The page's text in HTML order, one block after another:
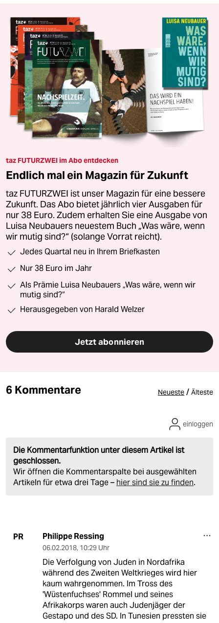
taz FUTURZWEI im Abo entdecken
Endlich mal ein Magazin für Zukunft
taz FUTURZWEI ist unser Magazin für eine bessere
Zukunft. Das Abo bietet jährlich vier Ausgaben für
nur 38 Euro. Zudem erhalten Sie eine Ausgabe von
Luisa Neubauers neuestem Buch „Was wäre, wenn
wir mutig sind?“ (solange Vorrat reicht).
Jedes Quartal neu in Ihrem Briefkasten
Nur 38 Euro im Jahr
Als Prämie Luisa Neubauers „Was wäre, wenn wir
mutig sind?“
Herausgegeben von Harald Welzer
Jetzt abonnieren
6 Kommentare Neueste / Älteste
Die Kommentarfunktion unter diesem Artikel ist
geschlossen.
Wir öffnen die Kommentarspalte bei ausgewählten
Artikeln für etwa drei Tage – hier sind sie zu finden.
einloggen
PR Philippe Ressing
06.02.2018, 10:29 Uhr
Die Verfolgung von Juden in Nordafrika
während des Zweiten Weltkrieges wird hier
kaum wahrgenommen. Im Tross des
'Wüstenfuchses' Rommel und seines
Afrikakorps waren auch Judenjäger der
Gestapo und des SD. In Tunesien pressten sie